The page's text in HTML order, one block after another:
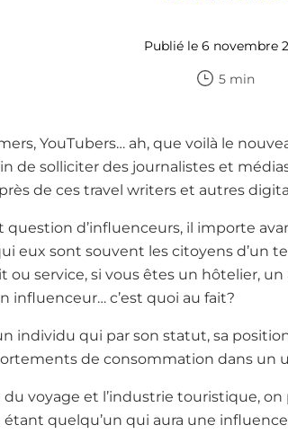
Publié le 6 novembre
5 min
YouTubers… ah, que voilà le
de solliciter des journalistes et
de ces travel writers et autres
question d’influenceurs, il importe
eux sont souvent les citoyens d’un
ou service, si vous êtes un hôtelier,
influenceur… c’est quoi au fait?
individu qui par son statut, sa
de consommation dans un
voyage et l’industrie touristique,
quelqu’un qui aura une